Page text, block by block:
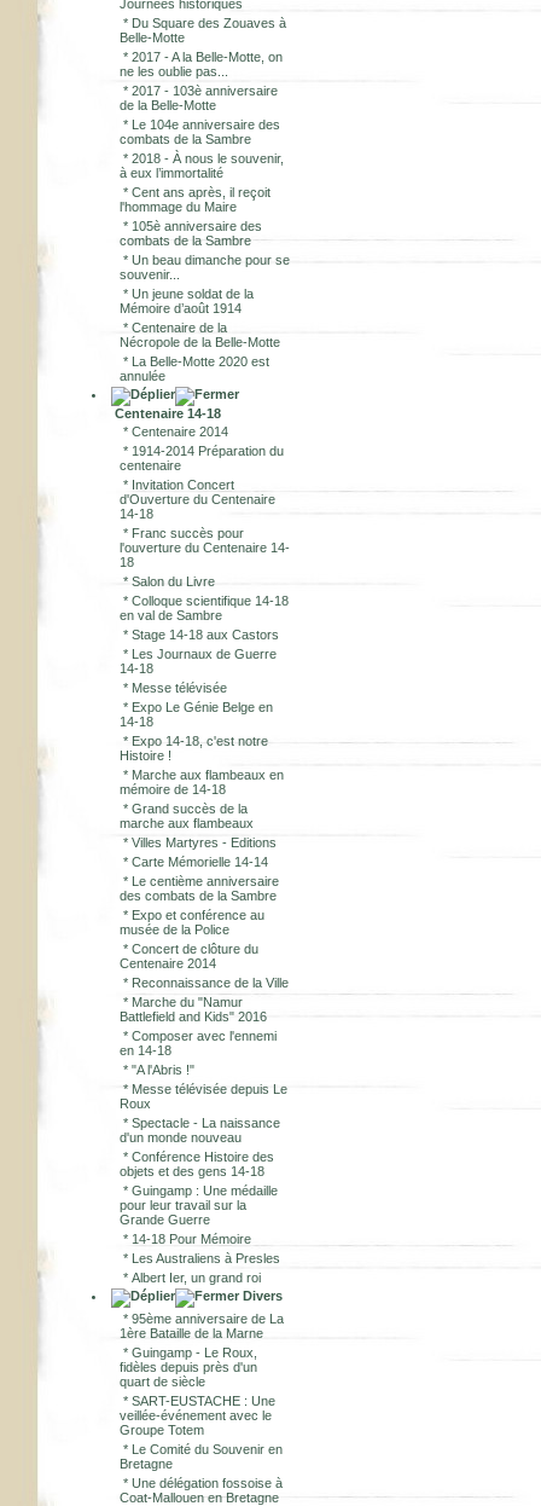
Journées historiques
* Du Square des Zouaves à
Belle-Motte
* 2017 - A la Belle-Motte, on
ne les oublie pas...
* 2017 - 103è anniversaire
de la Belle-Motte
* Le 104e anniversaire des
combats de la Sambre
* 2018 - À nous le souvenir,
à eux l’immortalité
* Cent ans après, il reçoit
l'hommage du Maire
* 105è anniversaire des
combats de la Sambre
* Un beau dimanche pour se
souvenir...
* Un jeune soldat de la
Mémoire d’août 1914
* Centenaire de la
Nécropole de la Belle-Motte
* La Belle-Motte 2020 est
annulée
Centenaire 14-18
* Centenaire 2014
* 1914-2014 Préparation du
centenaire
* Invitation Concert
d'Ouverture du Centenaire
14-18
* Franc succès pour
l'ouverture du Centenaire 14-
18
* Salon du Livre
* Colloque scientifique 14-18
en val de Sambre
* Stage 14-18 aux Castors
* Les Journaux de Guerre
14-18
* Messe télévisée
* Expo Le Génie Belge en
14-18
* Expo 14-18, c'est notre
Histoire !
* Marche aux flambeaux en
mémoire de 14-18
* Grand succès de la
marche aux flambeaux
* Villes Martyres - Editions
* Carte Mémorielle 14-14
* Le centième anniversaire
des combats de la Sambre
* Expo et conférence au
musée de la Police
* Concert de clôture du
Centenaire 2014
* Reconnaissance de la Ville
* Marche du "Namur
Battlefield and Kids" 2016
* Composer avec l'ennemi
en 14-18
* "A l'Abris !"
* Messe télévisée depuis Le
Roux
* Spectacle - La naissance
d'un monde nouveau
* Conférence Histoire des
objets et des gens 14-18
* Guingamp : Une médaille
pour leur travail sur la
Grande Guerre
* 14-18 Pour Mémoire
* Les Australiens à Presles
* Albert Ier, un grand roi
Divers
* 95ème anniversaire de La
1ère Bataille de la Marne
* Guingamp - Le Roux,
fidèles depuis près d'un
quart de siècle
* SART-EUSTACHE : Une
veillée-événement avec le
Groupe Totem
* Le Comité du Souvenir en
Bretagne
* Une délégation fossoise à
Coat-Mallouen en Bretagne